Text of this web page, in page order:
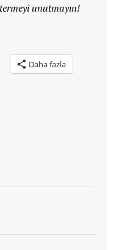
unutmayın!
Daha fazla